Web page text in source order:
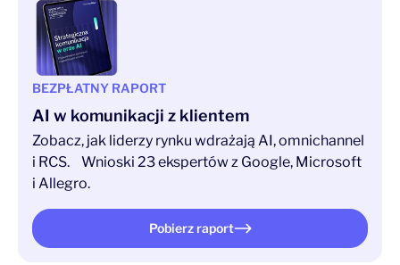
BEZPŁATNY RAPORT
AI w komunikacji z klientem
Zobacz, jak liderzy rynku wdrażają AI, omnichannel
i RCS. Wnioski 23 ekspertów z Google, Microsoft
i Allegro.
Pobierz raport